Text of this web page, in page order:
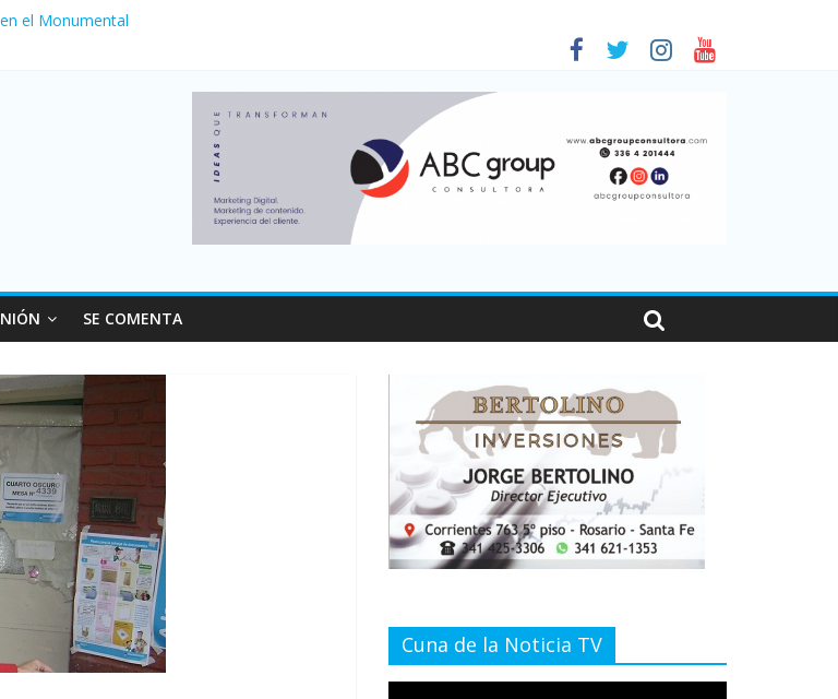
el Monumental
y consumo turístico: 4,6 millones de personas viajaron por el país, un 5,9% más que en 2025
en julio: bajó un 12,6% interanual
SE COMENTA
Cuna de la Noticia TV